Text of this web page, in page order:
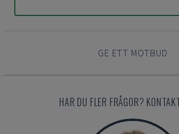
GE ETT MOTBUD
HAR DU FLER FRÅGOR?